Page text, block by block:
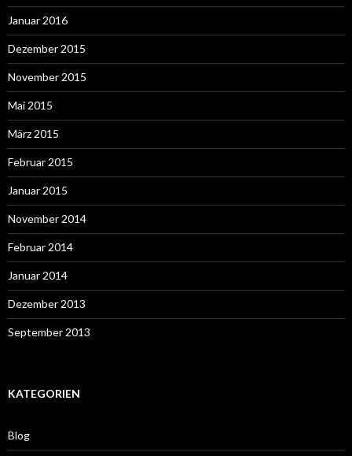
Januar 2016
Dezember 2015
November 2015
Mai 2015
März 2015
Februar 2015
Januar 2015
November 2014
Februar 2014
Januar 2014
Dezember 2013
September 2013
KATEGORIEN
Blog